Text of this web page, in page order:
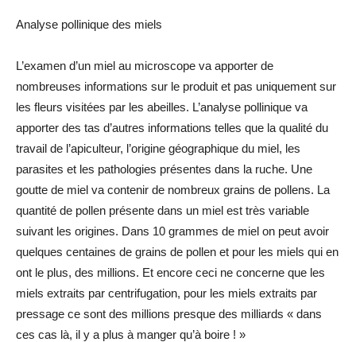
Analyse pollinique des miels
L’examen d’un miel au microscope va apporter de
nombreuses informations sur le produit et pas uniquement sur
les fleurs visitées par les abeilles. L’analyse pollinique va
apporter des tas d’autres informations telles que la qualité du
travail de l’apiculteur, l’origine géographique du miel, les
parasites et les pathologies présentes dans la ruche. Une
goutte de miel va contenir de nombreux grains de pollens. La
quantité de pollen présente dans un miel est très variable
suivant les origines. Dans 10 grammes de miel on peut avoir
quelques centaines de grains de pollen et pour les miels qui en
ont le plus, des millions. Et encore ceci ne concerne que les
miels extraits par centrifugation, pour les miels extraits par
pressage ce sont des millions presque des milliards « dans
ces cas là, il y a plus à manger qu’à boire ! »